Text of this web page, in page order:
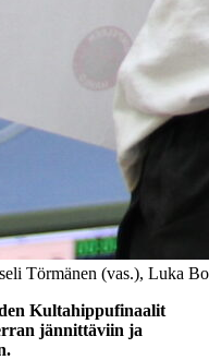
Törmänen (vas.), Luka
Kultahippufinaalit
jännittäviin ja